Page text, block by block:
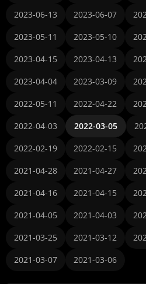
2023-06-13
2023-06-07
2023-05-11
2023-05-10
2023-04-15
2023-04-13
2023-04-04
2023-03-09
2022-05-11
2022-04-22
2022-04-03
2022-03-05
2022-02-19
2022-02-15
2021-04-28
2021-04-27
2021-04-16
2021-04-15
2021-04-05
2021-04-03
2021-03-25
2021-03-12
2021-03-07
2021-03-06